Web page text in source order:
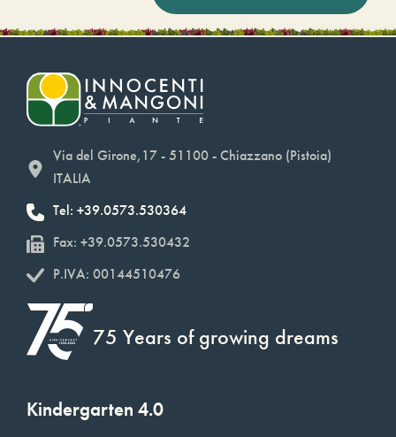
Via del Girone,17 - 51100 - Chiazzano (Pistoia)
ITALIA
Tel: +39.0573.530364
Fax: +39.0573.530432
P.IVA: 00144510476
75 Years of growing dreams
Kindergarten 4.0